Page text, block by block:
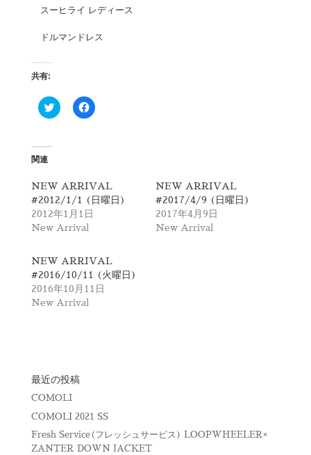
スーヒライ レディース
ドルマンドレス
共有:
ク
リ
t
t
e
r
で
共
新
し
い
ウ
ィ
ン
)
F
a
共
有
す
る
に
ッ
ク
し
て
く
で
開
き
ま
す
関連
NEW ARRIVAL
#2012/1/1 (日曜日)
2012年1月1日
New Arrival
NEW ARRIVAL
#2017/4/9 (日曜日)
2017年4月9日
New Arrival
NEW ARRIVAL
#2016/10/11 (火曜日)
2016年10月11日
New Arrival
最近の投稿
COMOLI
COMOLI 2021 SS
Fresh Service(フレッシュサービス) LOOPWHEELER×
ZANTER DOWN JACKET